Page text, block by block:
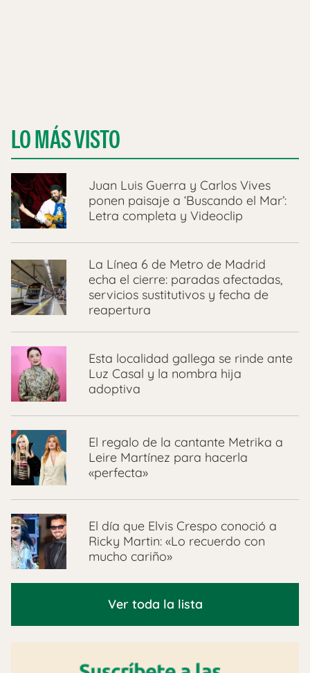
LO MÁS VISTO
Juan Luis Guerra y Carlos Vives
ponen paisaje a ‘Buscando el Mar’:
Letra completa y Videoclip
La Línea 6 de Metro de Madrid
echa el cierre: paradas afectadas,
servicios sustitutivos y fecha de
reapertura
Esta localidad gallega se rinde ante
Luz Casal y la nombra hija
adoptiva
El regalo de la cantante Metrika a
Leire Martínez para hacerla
«perfecta»
El día que Elvis Crespo conoció a
Ricky Martin: «Lo recuerdo con
mucho cariño»
Ver toda la lista